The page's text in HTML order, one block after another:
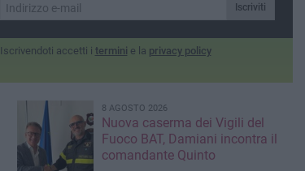
Iscriviti
Iscrivendoti accetti i termini e la privacy policy
8 AGOSTO 2026
Nuova caserma dei Vigili del
Fuoco BAT, Damiani incontra il
comandante Quinto